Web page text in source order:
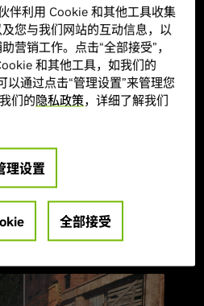
装我们的全新 GeForce
即会启用该支持 。
强的游戏滤镜，可在游戏中通
戏滤镜”来访问，能够将高
觉效果无缝引入到原本不
12 款支持 HDR，因此借助
可以利用兼容 HDR 的显示器
好的体验。如需了解系统要
息，请访问NVIDIA 消费者支
伴利用 Cookie 和其他工具收集
您与我们网站的互动信息，以
营销工作。点击“全部接受”，
和其他工具，如我们的
以通过点击“管理设置”来管理您
们的隐私政策，详细了解我们
理设置
全部接受